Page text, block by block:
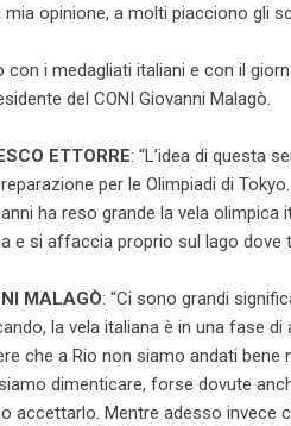
mia opinione, a molti piacciono gli
con i medagliati italiani e con il
del CONI Giovanni Malagò.
ETTORRE: “L’idea di questa
per le Olimpiadi di
ha reso grande la vela
e si affaccia proprio sul lago dove
MALAGÒ: “Ci sono grandi
la vela italiana è in una fase
che a Rio non siamo andati
dimenticare, forse dovute
accettarlo. Mentre adesso invece